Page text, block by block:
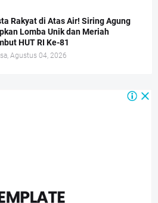
Rakyat di Atas Air! Siring Agung
Lomba Unik dan Meriah
HUT RI Ke-81
Agustus 04, 2026